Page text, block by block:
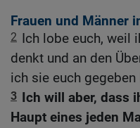
Frauen und Männer
2 Ich lobe euch, weil
denkt und an den
ich sie euch gegeben
3 Ich will aber, dass
Haupt eines jeden